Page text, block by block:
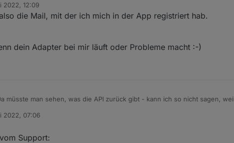
braucht der Support nur deine eMail. Die Seriennumer(n) kennt
2022, 12:09
die Mail, mit der ich mich in der App registriert hab.
dein Adapter bei mir läuft oder Probleme macht :-)
müsste man sehen, was die API zurück gibt - kann ich so nicht sagen,
braucht der Support nur deine eMail. Die Seriennumer(n) kennt
2022, 07:06
Support: